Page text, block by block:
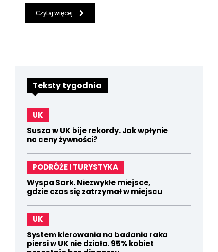
Czytaj więcej
Teksty tygodnia
UK
Susza w UK bije rekordy. Jak wpłynie
na ceny żywności?
PODRÓŻE I TURYSTYKA
Wyspa Sark. Niezwykłe miejsce,
gdzie czas się zatrzymał w miejscu
UK
System kierowania na badania raka
piersi w UK nie działa. 95% kobiet